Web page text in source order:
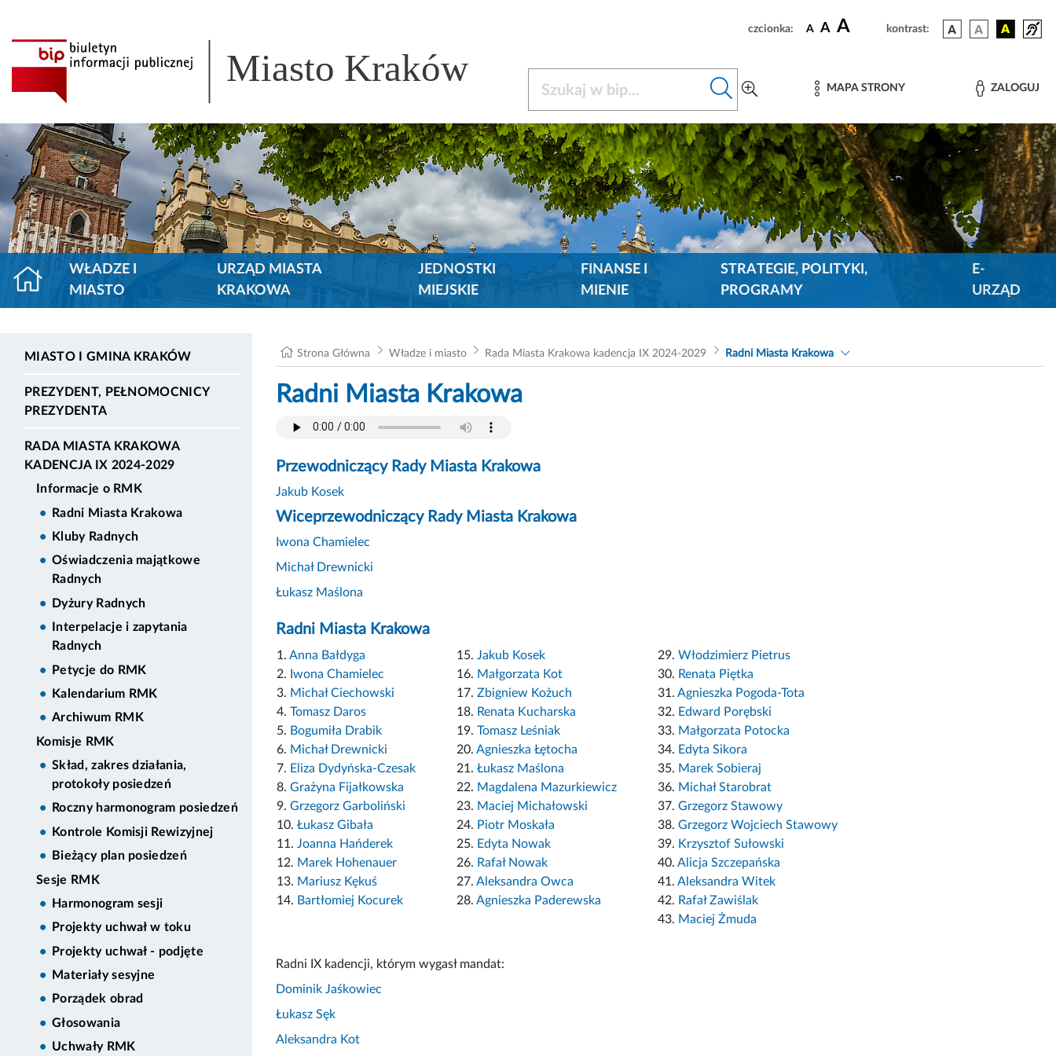
czcionka: A A A kontrast:
Miasto Kraków MAPA STRONY ZALOGUJ
WŁADZE I
MIASTO
URZĄD MIASTA
KRAKOWA
JEDNOSTKI
MIEJSKIE
FINANSE I
MIENIE
STRATEGIE, POLITYKI,
PROGRAMY
E-
URZĄD
MIASTO I GMINA KRAKÓW
PREZYDENT, PEŁNOMOCNICY
PREZYDENTA
RADA MIASTA KRAKOWA
KADENCJA IX 2024-2029
Informacje o RMK
Radni Miasta Krakowa
Kluby Radnych
Oświadczenia majątkowe
Radnych
Dyżury Radnych
Interpelacje i zapytania
Radnych
Petycje do RMK
Kalendarium RMK
Archiwum RMK
Komisje RMK
Skład, zakres działania,
protokoły posiedzeń
Roczny harmonogram posiedzeń
Kontrole Komisji Rewizyjnej
Bieżący plan posiedzeń
Sesje RMK
Harmonogram sesji
Projekty uchwał w toku
Projekty uchwał - podjęte
Materiały sesyjne
Porządek obrad
Głosowania
Uchwały RMK
Strona Główna Władze i miasto Rada Miasta Krakowa kadencja IX 2024-2029 Radni Miasta Krakowa
Radni Miasta Krakowa
Przewodniczący Rady Miasta Krakowa
Jakub Kosek
Wiceprzewodniczący Rady Miasta Krakowa
Iwona Chamielec
Michał Drewnicki
Łukasz Maślona
Radni Miasta Krakowa
1. Anna Bałdyga
2. Iwona Chamielec
3. Michał Ciechowski
4. Tomasz Daros
5. Bogumiła Drabik
6. Michał Drewnicki
7. Eliza Dydyńska-Czesak
8. Grażyna Fijałkowska
9. Grzegorz Garboliński
10. Łukasz Gibała
11. Joanna Hańderek
12. Marek Hohenauer
13. Mariusz Kękuś
14. Bartłomiej Kocurek
15. Jakub Kosek
16. Małgorzata Kot
17. Zbigniew Kożuch
18. Renata Kucharska
19. Tomasz Leśniak
20. Agnieszka Łętocha
21. Łukasz Maślona
22. Magdalena Mazurkiewicz
23. Maciej Michałowski
24. Piotr Moskała
25. Edyta Nowak
26. Rafał Nowak
27. Aleksandra Owca
28. Agnieszka Paderewska
29. Włodzimierz Pietrus
30. Renata Piętka
31. Agnieszka Pogoda-Tota
32. Edward Porębski
33. Małgorzata Potocka
34. Edyta Sikora
35. Marek Sobieraj
36. Michał Starobrat
37. Grzegorz Stawowy
38. Grzegorz Wojciech Stawowy
39. Krzysztof Sułowski
40. Alicja Szczepańska
41. Aleksandra Witek
42. Rafał Zawiślak
43. Maciej Żmuda
Radni IX kadencji, którym wygasł mandat:
Dominik Jaśkowiec
Łukasz Sęk
Aleksandra Kot